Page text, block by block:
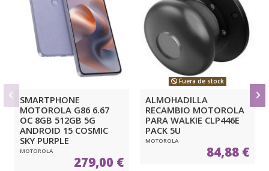
SMARTPHONE
MOTOROLA G86 6.67
OC 8GB 512GB 5G
ANDROID 15 COSMIC
SKY PURPLE
MOTOROLA
279,00 €
Fuera de stock
ALMOHADILLA
RECAMBIO MOTOROLA
PARA WALKIE CLP446E
PACK 5U
MOTOROLA
84,88 €